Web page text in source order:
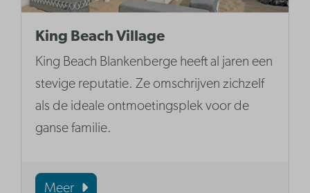
King Beach Village
King Beach Blankenberge heeft al jaren een
stevige reputatie. Ze omschrijven zichzelf
als de ideale ontmoetingsplek voor de
ganse familie.
Meer